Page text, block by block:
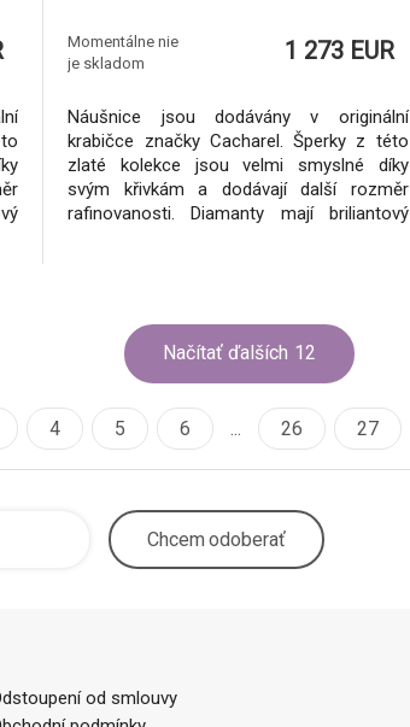
váha: 4.30g
Momentálne nie
je skladom
1 273 EUR
Náušnice jsou dodávány v originální
krabičce značky Cacharel. Šperky z této
zlaté kolekce jsou velmi smyslné díky
svým křivkám a dodávají další rozměr
rafinovanosti. Diamanty mají briliantový
Načítať ďalších 12
4 5 6 ... 26 27
Chcem odoberať
od smlouvy